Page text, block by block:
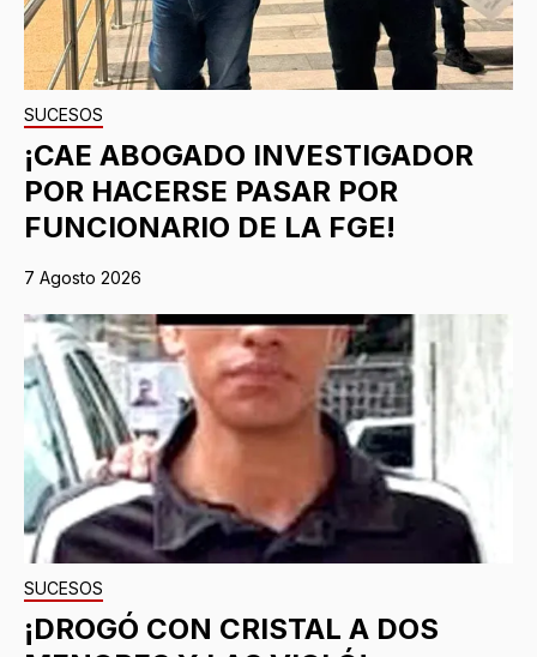
SUCESOS
¡CAE ABOGADO INVESTIGADOR
POR HACERSE PASAR POR
FUNCIONARIO DE LA FGE!
7 Agosto 2026
SUCESOS
¡DROGÓ CON CRISTAL A DOS